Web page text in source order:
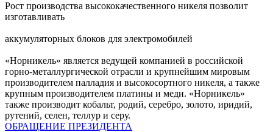
Рост производства высококачественного никеля позволит
изготавливать
аккумуляторных блоков для электромобилей
«Норникель» является ведущей компанией в российской
горно-металлургической отрасли и крупнейшим мировым
производителем палладия и высокосортного никеля, а также
крупным производителем платины и меди. «Норникель»
также производит кобальт, родий, серебро, золото, иридий,
рутений, селен, теллур и серу.
ОБРАЩЕНИЕ ПРЕЗИДЕНТА